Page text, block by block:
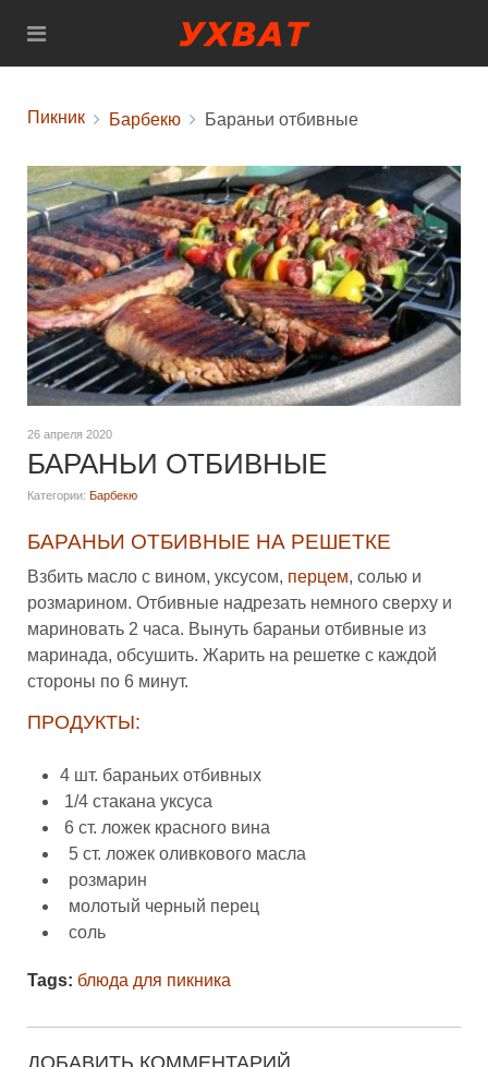
Пикник Барбекю Бараньи отбивные
26 апреля 2020
БАРАНЬИ ОТБИВНЫЕ
Категории: Барбекю
БАРАНЬИ ОТБИВНЫЕ НА РЕШЕТКЕ
Взбить масло с вином, уксусом, перцем, солью и
розмарином. Отбивные надрезать немного сверху и
мариновать 2 часа. Вынуть бараньи отбивные из
маринада, обсушить. Жарить на решетке с каждой
стороны по 6 минут.
ПРОДУКТЫ:
4 шт. бараньих отбивных
1/4 стакана уксуса
6 ст. ложек красного вина
5 ст. ложек оливкового масла
розмарин
молотый черный перец
соль
Tags: блюда для пикника
ДОБАВИТЬ КОММЕНТАРИЙ